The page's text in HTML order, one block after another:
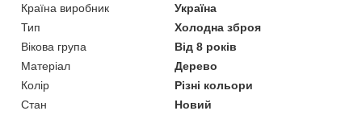
Країна виробник
Україна
Тип
Холодна зброя
Вікова група
Від 8 років
Матеріал
Дерево
Колір
Різні кольори
Стан
Новий